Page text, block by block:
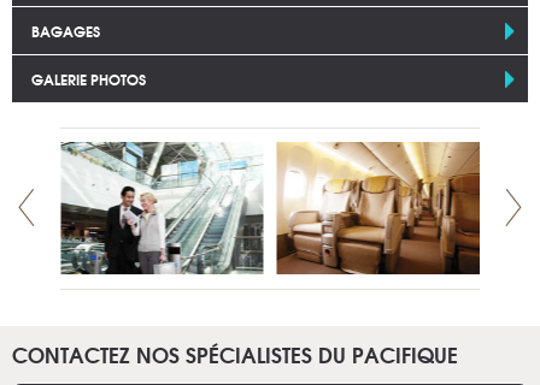
BAGAGES
GALERIE PHOTOS
CONTACTEZ NOS SPÉCIALISTES DU PACIFIQUE